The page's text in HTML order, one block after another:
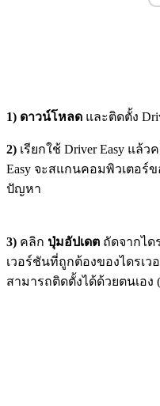
1) ดาวน์โหลด และติดตั้ง
2) เรียกใช้ Driver Easy แล้ว
Easy จะสแกนคอมพิวเตอร์
ปัญหา
3) คลิก ปุ่มอัปเดต ถัดจากได
เวอร์ชันที่ถูกต้องของไดรเ
สามารถติดตั้งได้ด้วยตนเอ